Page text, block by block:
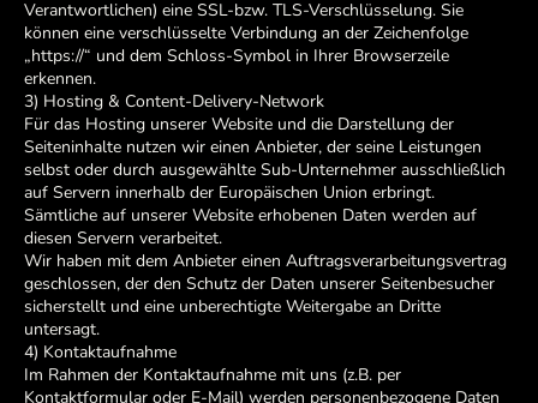
Verantwortlichen) eine SSL-bzw. TLS-Verschlüsselung. Sie
können eine verschlüsselte Verbindung an der Zeichenfolge
„https://“ und dem Schloss-Symbol in Ihrer Browserzeile
erkennen.
3) Hosting & Content-Delivery-Network
Für das Hosting unserer Website und die Darstellung der
Seiteninhalte nutzen wir einen Anbieter, der seine Leistungen
selbst oder durch ausgewählte Sub-Unternehmer ausschließlich
auf Servern innerhalb der Europäischen Union erbringt.
Sämtliche auf unserer Website erhobenen Daten werden auf
diesen Servern verarbeitet.
Wir haben mit dem Anbieter einen Auftragsverarbeitungsvertrag
geschlossen, der den Schutz der Daten unserer Seitenbesucher
sicherstellt und eine unberechtigte Weitergabe an Dritte
untersagt.
4) Kontaktaufnahme
Im Rahmen der Kontaktaufnahme mit uns (z.B. per
Kontaktformular oder E-Mail) werden personenbezogene Daten